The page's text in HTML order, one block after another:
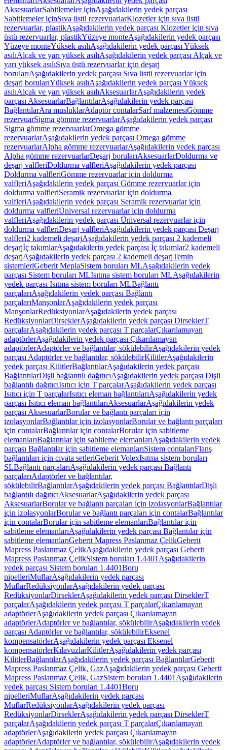
AksesuarlarSabitlemeler içinAşağıdakilerin yedek parçası
Sabitlemeler içinSıva üstü rezervuarlarKlozetler için sıva üstü
rezervuarlar, plastikAşağıdakilerin yedek parçası Klozetler için sıva
üstü rezervuarlar, plastikYüzeye monteAşağıdakilerin yedek parçası
Yüzeye monteYüksek asılıAşağıdakilerin yedek parçası Yüksek
asılıAlçak ve yarı yüksek asılıAşağıdakilerin yedek parçası Alçak ve
yarı yüksek asılıSıva üstü rezervuarlar için deşarj
borularıAşağıdakilerin yedek parçası Sıva üstü rezervuarlar için
deşarj borularıYüksek asılıAşağıdakilerin yedek parçası Yüksek
asılıAlçak ve yarı yüksek asılıAksesuarlarAşağıdakilerin yedek
parçası AksesuarlarBağlantılarAşağıdakilerin yedek parçası
BağlantılarAra musluklarAdaptör contalarSarf malzemesiGömme
rezervuarSigma gömme rezervuarlarAşağıdakilerin yedek parçası
Sigma gömme rezervuarlarOmega gömme
rezervuarlarAşağıdakilerin yedek parçası Omega gömme
rezervuarlarAlpha gömme rezervuarlarAşağıdakilerin yedek parçası
Alpha gömme rezervuarlarDeşarj borularıAksesuarlarDoldurma ve
deşarj valfleriDoldurma valfleriAşağıdakilerin yedek parçası
Doldurma valfleriGömme rezervuarlar için doldurma
valfleriAşağıdakilerin yedek parçası Gömme rezervuarlar için
doldurma valfleriSeramik rezervuarlar için doldurma
valfleriAşağıdakilerin yedek parçası Seramik rezervuarlar için
doldurma valfleriÜniversal rezervuarlar için doldurma
valfleriAşağıdakilerin yedek parçası Üniversal rezervuarlar için
doldurma valfleriDeşarj valfleriAşağıdakilerin yedek parçası Deşarj
valfleri2 kademeli deşarjAşağıdakilerin yedek parçası 2 kademeli
deşarjİç takımlarAşağıdakilerin yedek parçası İç takımlar2 kademeli
deşarjAşağıdakilerin yedek parçası 2 kademeli deşarjTemin
sistemleriGeberit MeplaSistem boruları MLAşağıdakilerin yedek
parçası Sistem boruları MLIsıtma sistem boruları MLAşağıdakilerin
yedek parçası Isıtma sistem boruları MLBağlantı
parçalarıAşağıdakilerin yedek parçası Bağlantı
parçalarıManşonlarAşağıdakilerin yedek parçası
ManşonlarRedüksiyonlarAşağıdakilerin yedek parçası
RedüksiyonlarDirseklerAşağıdakilerin yedek parçası DirseklerT
parçalarAşağıdakilerin yedek parçası T parçalarÇıkarılamayan
adaptörlerAşağıdakilerin yedek parçası Çıkarılamayan
adaptörlerAdaptörler ve bağlantılar, sökülebilirAşağıdakilerin yedek
parçası Adaptörler ve bağlantılar, sökülebilirKilitlerAşağıdakilerin
yedek parçası KilitlerBağlantılarAşağıdakilerin yedek parçası
BağlantılarDişli bağlantılı dağıtıcıAşağıdakilerin yedek parçası Dişli
bağlantılı dağıtıcıIsıtıcı için T parçalarAşağıdakilerin yedek parçası
Isıtıcı için T parçalarIsıtıcı eleman bağlantılarıAşağıdakilerin yedek
parçası Isıtıcı eleman bağlantılarıAksesuarlarAşağıdakilerin yedek
parçası AksesuarlarBorular ve bağlantı parçaları için
izolasyonlarBağlantılar için izolasyonlarBorular ve bağlantı parçaları
için contalarBağlantılar için contalarBorular için sabitleme
elemanlarıBağlantılar için sabitleme elemanlarıAşağıdakilerin yedek
parçası Bağlantılar için sabitleme elemanlarıSistem contalarıFlanş
bağlantıları için cıvata setleriGeberit VolexIsıtma sistem boruları
SLBağlantı parçalarıAşağıdakilerin yedek parçası Bağlantı
parçalarıAdaptörler ve bağlantılar,
sökülebilirBağlantılarAşağıdakilerin yedek parçası BağlantılarDişli
bağlantılı dağıtıcıAksesuarlarAşağıdakilerin yedek parçası
AksesuarlarBorular ve bağlantı parçaları için izolasyonlarBağlantılar
için izolasyonlarBorular ve bağlantı parçaları için contalarBağlantılar
için contalarBorular için sabitleme elemanlarıBağlantılar için
sabitleme elemanlarıAşağıdakilerin yedek parçası Bağlantılar için
sabitleme elemanlarıGeberit Mapress Paslanmaz ÇelikGeberit
Mapress Paslanmaz ÇelikAşağıdakilerin yedek parçası Geberit
Mapress Paslanmaz ÇelikSistem boruları 1.4401 Aşağıdakilerin
yedek parçası Sistem boruları 1.4401Boru
nipelleriMuflarAşağıdakilerin yedek parçası
MuflarRedüksiyonlarAşağıdakilerin yedek parçası
RedüksiyonlarDirseklerAşağıdakilerin yedek parçası DirseklerT
parçalarAşağıdakilerin yedek parçası T parçalarÇıkarılamayan
adaptörlerAşağıdakilerin yedek parçası Çıkarılamayan
adaptörlerAdaptörler ve bağlantılar, sökülebilirAşağıdakilerin yedek
parçası Adaptörler ve bağlantılar, sökülebilirEksenel
kompensatörlerAşağıdakilerin yedek parçası Eksenel
kompensatörlerKılavuzlarKilitlerAşağıdakilerin yedek parçası
KilitlerBağlantılarAşağıdakilerin yedek parçası BağlantılarGeberit
Mapress Paslanmaz Çelik, GazAşağıdakilerin yedek parçası Geberit
Mapress Paslanmaz Çelik, GazSistem boruları 1.4401 Aşağıdakilerin
yedek parçası Sistem boruları 1.4401Boru
nipelleriMuflarAşağıdakilerin yedek parçası
MuflarRedüksiyonlarAşağıdakilerin yedek parçası
RedüksiyonlarDirseklerAşağıdakilerin yedek parçası DirseklerT
parçalarAşağıdakilerin yedek parçası T parçalarÇıkarılamayan
adaptörlerAşağıdakilerin yedek parçası Çıkarılamayan
adaptörlerAdaptörler ve bağlantılar, sökülebilirAşağıdakilerin yedek